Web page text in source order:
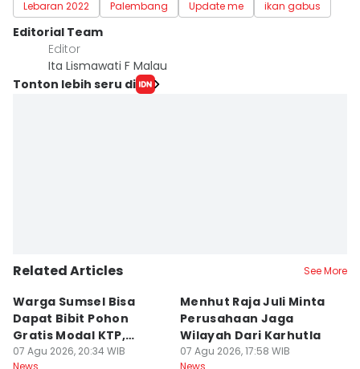
Lebaran 2022 Palembang Update me ikan gabus
Editorial Team
Editor
Ita Lismawati F Malau
Tonton lebih seru di
Related Articles See More
Warga Sumsel Bisa
Dapat Bibit Pohon
Gratis Modal KTP,
Menhut Beberkan
07 Agu 2026, 20:34 WIB
News
Menhut Raja Juli Minta
Perusahaan Jaga
Wilayah Dari Karhutla
07 Agu 2026, 17:58 WIB
News